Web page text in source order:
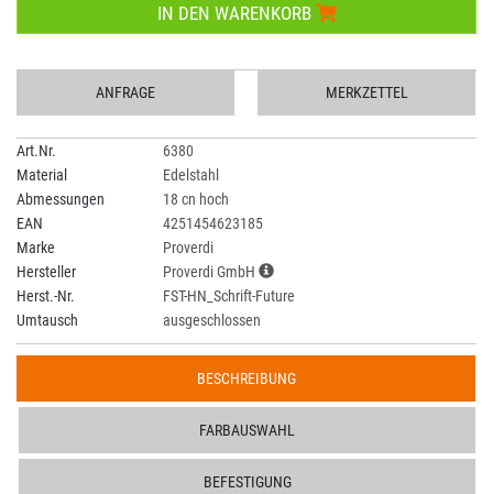
IN DEN WARENKORB
ANFRAGE MERKZETTEL
Art.Nr.
6380
Material
Edelstahl
Abmessungen
18 cn hoch
EAN
4251454623185
Marke
Proverdi
Hersteller
Proverdi GmbH
Herst.-Nr.
FST-HN_Schrift-Future
Umtausch
ausgeschlossen
BESCHREIBUNG
FARBAUSWAHL
BEFESTIGUNG